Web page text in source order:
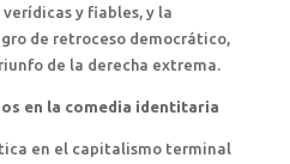
y fiables, y la
de retroceso democrático,
de la derecha extrema.
en la comedia identitaria
en el capitalismo terminal